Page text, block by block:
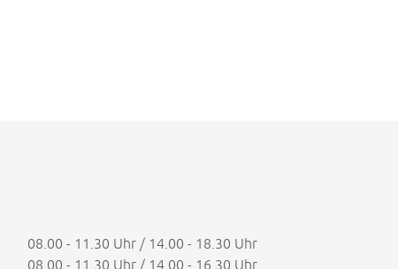
08.00 - 11.30 Uhr / 14.00 - 18.30 Uhr
08.00 - 11.30 Uhr / 14.00 - 16.30 Uhr